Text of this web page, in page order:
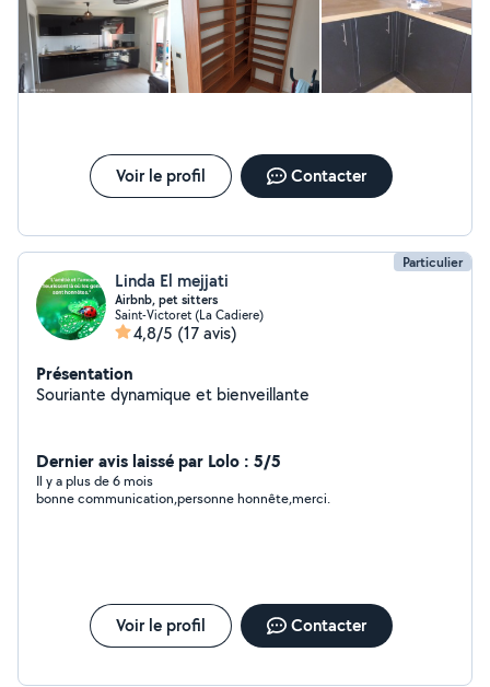
Voir le profil Contacter
Particulier
Linda El mejjati
Airbnb, pet sitters
Saint-Victoret (La Cadiere)
4,8/5 (17 avis)
Présentation
Souriante dynamique et bienveillante
Dernier avis laissé par Lolo : 5/5
Il y a plus de 6 mois
bonne communication,personne honnête,merci.
Voir le profil Contacter